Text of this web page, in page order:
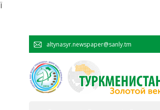
Ï
altynasyr.newspaper@sanly.tm